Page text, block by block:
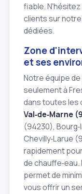
fiable.
clients sur
dédiées.
Zone
et ses
Notre équipe
seulement à
dans toutes les
Val‑de‑Marne
(94230),
Chevilly‑Larue
rapidement
de
permet de
vous offrir un